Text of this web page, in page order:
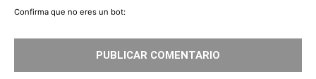
Confirma que no eres un bot: